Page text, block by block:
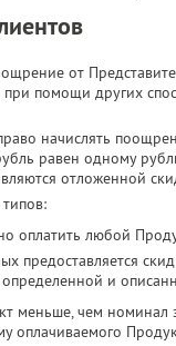
от
помощи других
начислять
равен одному
отложенной
оплатить любой
предоставляется
и
меньше, чем
оплачиваемого